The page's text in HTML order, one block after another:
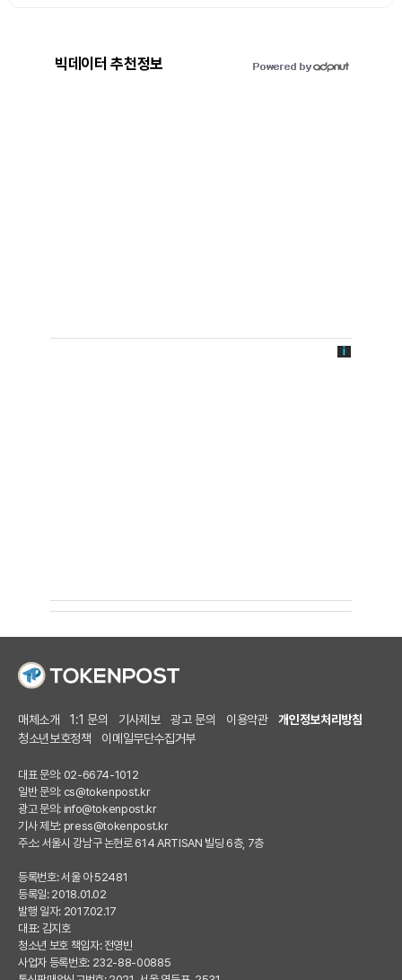
빅데이터 추천정보
매체소개 1:1 문의 기사제보 광고 문의 이용약관
개인정보처리방침
청소년보호정책
이메일무단수집거부
대표 문의: 02-6674-1012
일반 문의: cs@tokenpost.kr
광고 문의: info@tokenpost.kr
기사 제보: press@tokenpost.kr
주소: 서울시 강남구 논현로 614 ARTISAN 빌딩 6층, 7층
등록번호: 서울 아 52481
등록일: 2018.01.02
발행 일자: 2017.02.17
대표: 김지호
청소년 보호 책임자: 전영빈
사업자 등록번호: 232-88-00885